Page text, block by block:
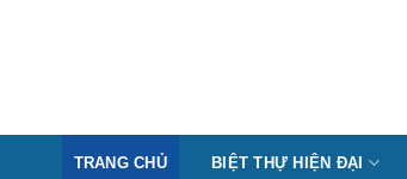
TRANG CHỦ BIỆT THỰ HIỆN ĐẠI